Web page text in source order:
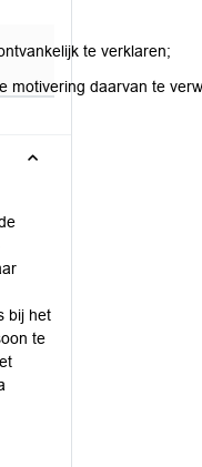
te verklaren;
daarvan te
bij het
te